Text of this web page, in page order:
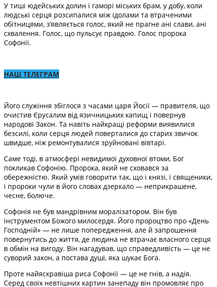
У тиші юдейських долин і гаморі міських брам, у добу, коли
людські серця розсипалися між ідолами та втраченими
обітницями, з’являється голос, який не прагне ані слави, ані
схвалення. Голос, що пульсує правдою. Голос пророка
Софонії.
НАШ ТЕЛЕГРАМ
Його служіння збіглося з часами царя Йосії — правителя, що
очистив Єрусалим від язичницьких капищ і повернув
народові Закон. Та навіть найкращі реформи виявилися
безсилі, коли серця людей поверталися до старих звичок
швидше, ніж ремонтувалися зруйновані вівтарі.
Саме тоді, в атмосфері невидимої духовної втоми, Бог
покликав Софонію. Пророка, який не сховався за
обережністю. Який умів говорити так, що і князі, і священики,
і пророки чули в його словах дзеркало — неприкрашене,
чесне, болюче.
Софонія не був мандрівним моралізатором. Він був
інструментом Божого милосердя. Його пророцтво про «День
Господній» — не лише попередження, але й запрошення
повернутись до життя, де людина не втрачає власного серця
в обмін на вигоду. Він нагадував, що справедливість — це не
суворий закон, а постава душі, яка шукає Бога.
Проте найяскравіша риса Софонії — це не гнів, а надія.
Серед своїх невтішних картин занепаду він промовляє про